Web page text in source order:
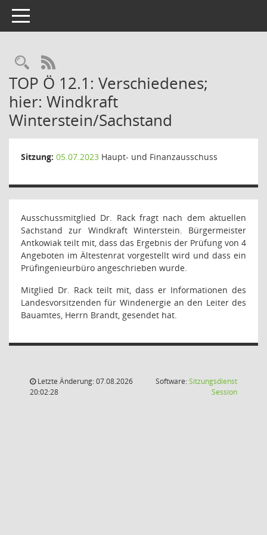
Toggle navigation
Rechercheauswahl
RSS-Feed
TOP Ö 12.1: Verschiedenes;
hier: Windkraft
Winterstein/Sachstand
Sitzung: 05.07.2023 Haupt- und Finanzausschuss
Ausschussmitglied Dr. Rack fragt nach dem aktuellen
Sachstand zur Windkraft Winterstein. Bürgermeister
Antkowiak teilt mit, dass das Ergebnis der Prüfung von 4
Angeboten im Ältestenrat vorgestellt wird und dass ein
Prüfingenieurbüro angeschrieben wurde.
Mitglied Dr. Rack teilt mit, dass er Informationen des
Landesvorsitzenden für Windenergie an den Leiter des
Bauamtes, Herrn Brandt, gesendet hat.
Letzte Änderung: 07.08.2026
20:02:28
Software:Sitzungsdienst
Session(Wird in